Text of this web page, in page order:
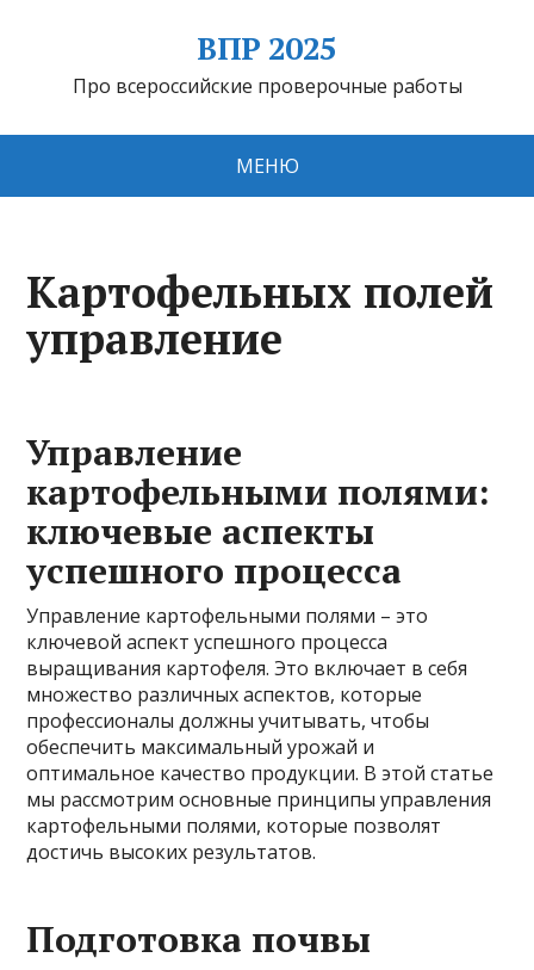
ВПР 2025
Про всероссийские проверочные работы
МЕНЮ
Картофельных полей
управление
Управление
картофельными полями:
ключевые аспекты
успешного процесса
Управление картофельными полями – это
ключевой аспект успешного процесса
выращивания картофеля. Это включает в себя
множество различных аспектов, которые
профессионалы должны учитывать, чтобы
обеспечить максимальный урожай и
оптимальное качество продукции. В этой статье
мы рассмотрим основные принципы управления
картофельными полями, которые позволят
достичь высоких результатов.
Подготовка почвы